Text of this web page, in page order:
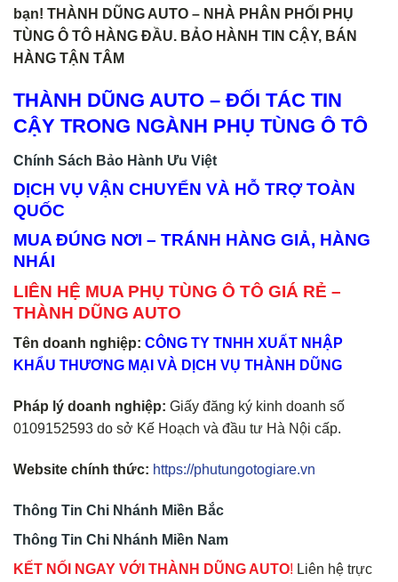
bạn! THÀNH DŨNG AUTO – NHÀ PHÂN PHỐI PHỤ
TÙNG Ô TÔ HÀNG ĐẦU. BẢO HÀNH TIN CẬY, BÁN
HÀNG TẬN TÂM
THÀNH DŨNG AUTO – ĐỐI TÁC TIN
CẬY TRONG NGÀNH PHỤ TÙNG Ô TÔ
Chính Sách Bảo Hành Ưu Việt
DỊCH VỤ VẬN CHUYỂN VÀ HỖ TRỢ TOÀN
QUỐC
MUA ĐÚNG NƠI – TRÁNH HÀNG GIẢ, HÀNG
NHÁI
LIÊN HỆ MUA PHỤ TÙNG Ô TÔ GIÁ RẺ –
THÀNH DŨNG AUTO
Tên doanh nghiệp: CÔNG TY TNHH XUẤT NHẬP
KHẨU THƯƠNG MẠI VÀ DỊCH VỤ THÀNH DŨNG
Pháp lý doanh nghiệp: Giấy đăng ký kinh doanh số
0109152593 do sở Kế Hoạch và đầu tư Hà Nội cấp.
Website chính thức: https://phutungotogiare.vn
Thông Tin Chi Nhánh Miền Bắc
Thông Tin Chi Nhánh Miền Nam
KẾT NỐI NGAY VỚI THÀNH DŨNG AUTO! Liên hệ trực